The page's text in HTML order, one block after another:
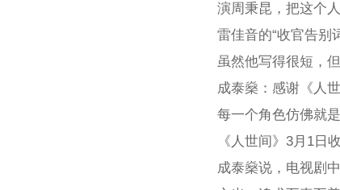
演周秉昆，把这个
雷佳音的“收官告别
虽然他写得很短，
成泰燊：感谢《人
每一个角色仿佛就
《人世间》3月1日
成泰燊说，电视剧